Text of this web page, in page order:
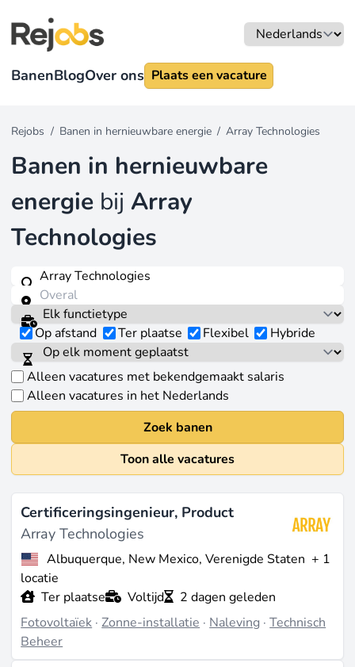
BanenBlogOver ons Plaats een vacature
Rejobs / Banen in hernieuwbare energie / Array Technologies
Banen in hernieuwbare
energie bijArray
Technologies
Op afstand Ter plaatse Flexibel Hybride
Alleen vacatures met bekendgemaakt salaris
Alleen vacatures in het Nederlands
Zoek banen
Toon alle vacatures
Certificeringsingenieur, Product
Array Technologies
Albuquerque, New Mexico, Verenigde Staten + 1
locatie
Ter plaatse
Voltijd
2 dagen geleden
Fotovoltaïek ·Zonne-installatie · Naleving ·Technisch
Beheer